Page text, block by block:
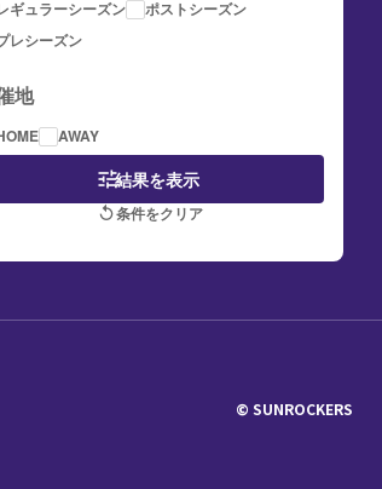
ギュラーシーズン
ポストシーズン
レシーズン
地
AWAY
tune結果を表示
replay条件をクリア
© SUNROCKERS